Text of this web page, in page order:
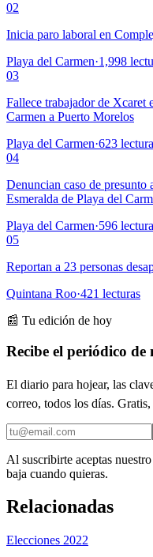
02
Inicia paro laboral en
Playa del Carmen·1,998
03
Fallece trabajador de Xcaret
Carmen a Puerto Morelos
Playa del Carmen·623
04
Denuncian caso de
Esmeralda de Playa del
Playa del Carmen·596
05
Reportan a 23 personas
Quintana Roo·421 lecturas
📰 Tu edición de hoy
Recibe el periódico
El diario para hojear, las
correo, todos los días.
Al suscribirte aceptas nuestro
baja cuando quieras.
Relacionadas
Elecciones 2022